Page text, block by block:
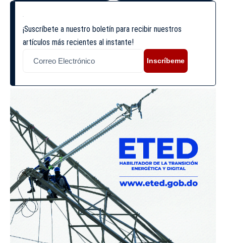
¡Suscríbete a nuestro boletín para recibir nuestros
artículos más recientes al instante!
Inscríbeme